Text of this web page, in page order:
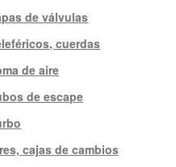
de válvulas
cuerdas
de aire
de escape
cajas de cambios